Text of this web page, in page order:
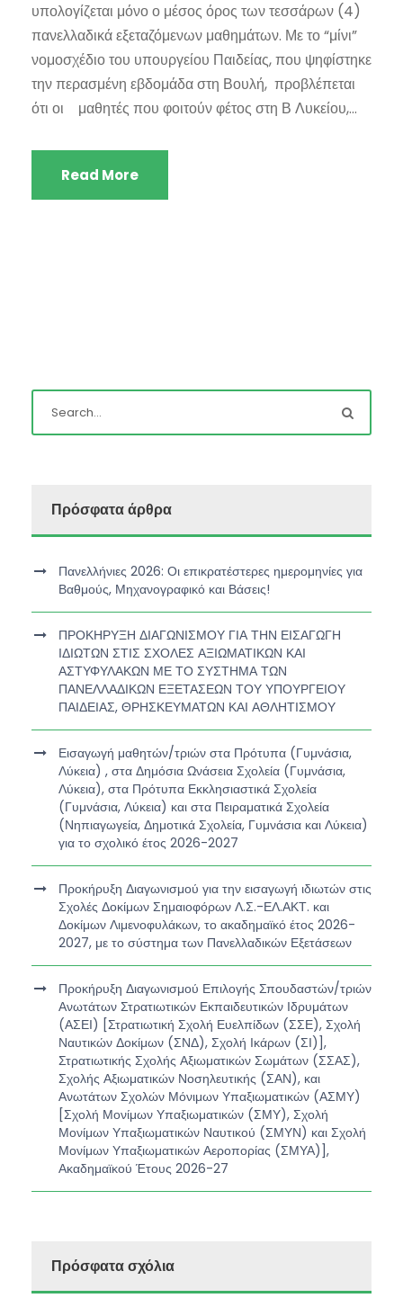
υπολογίζεται μόνο ο μέσος όρος των τεσσάρων (4)
πανελλαδικά εξεταζόμενων μαθημάτων. Με το “μίνι”
νομοσχέδιο του υπουργείου Παιδείας, που ψηφίστηκε
την περασμένη εβδομάδα στη Βουλή, προβλέπεται
ότι οι μαθητές που φοιτούν φέτος στη Β Λυκείου,...
Read More
Πρόσφατα άρθρα
Πανελλήνιες 2026: Οι επικρατέστερες ημερομηνίες για
Βαθμούς, Μηχανογραφικό και Βάσεις!
ΠΡΟΚΗΡΥΞΗ ΔΙΑΓΩΝΙΣΜΟΥ ΓΙΑ ΤΗΝ ΕΙΣΑΓΩΓΗ
ΙΔΙΩΤΩΝ ΣΤΙΣ ΣΧΟΛΕΣ ΑΞΙΩΜΑΤΙΚΩΝ ΚΑΙ
ΑΣΤΥΦΥΛΑΚΩΝ ΜΕ ΤΟ ΣΥΣΤΗΜΑ ΤΩΝ
ΠΑΝΕΛΛΑΔΙΚΩΝ ΕΞΕΤΑΣΕΩΝ ΤΟΥ ΥΠΟΥΡΓΕΙΟΥ
ΠΑΙΔΕΙΑΣ, ΘΡΗΣΚΕΥΜΑΤΩΝ ΚΑΙ ΑΘΛΗΤΙΣΜΟΥ
Εισαγωγή μαθητών/τριών στα Πρότυπα (Γυμνάσια,
Λύκεια) , στα Δημόσια Ωνάσεια Σχολεία (Γυμνάσια,
Λύκεια), στα Πρότυπα Εκκλησιαστικά Σχολεία
(Γυμνάσια, Λύκεια) και στα Πειραματικά Σχολεία
(Νηπιαγωγεία, Δημοτικά Σχολεία, Γυμνάσια και Λύκεια)
για το σχολικό έτος 2026-2027
Προκήρυξη Διαγωνισμού για την εισαγωγή ιδιωτών στις
Σχολές Δοκίμων Σημαιοφόρων Λ.Σ.-ΕΛ.ΑΚΤ. και
Δοκίμων Λιμενοφυλάκων, το ακαδημαϊκό έτος 2026-
2027, με το σύστημα των Πανελλαδικών Εξετάσεων
Προκήρυξη Διαγωνισμού Επιλογής Σπουδαστών/τριών
Ανωτάτων Στρατιωτικών Εκπαιδευτικών Ιδρυμάτων
(ΑΣΕΙ) [Στρατιωτική Σχολή Ευελπίδων (ΣΣΕ), Σχολή
Ναυτικών Δοκίμων (ΣΝΔ), Σχολή Ικάρων (ΣΙ)],
Στρατιωτικής Σχολής Αξιωματικών Σωμάτων (ΣΣΑΣ),
Σχολής Αξιωματικών Νοσηλευτικής (ΣΑΝ), και
Ανωτάτων Σχολών Μόνιμων Υπαξιωματικών (ΑΣΜΥ)
[Σχολή Μονίμων Υπαξιωματικών (ΣΜΥ), Σχολή
Μονίμων Υπαξιωματικών Ναυτικού (ΣΜΥΝ) και Σχολή
Μονίμων Υπαξιωματικών Αεροπορίας (ΣΜΥΑ)],
Ακαδημαϊκού Έτους 2026-27
Πρόσφατα σχόλια